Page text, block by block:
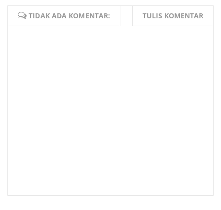
TIDAK ADA KOMENTAR: TULIS KOMENTAR